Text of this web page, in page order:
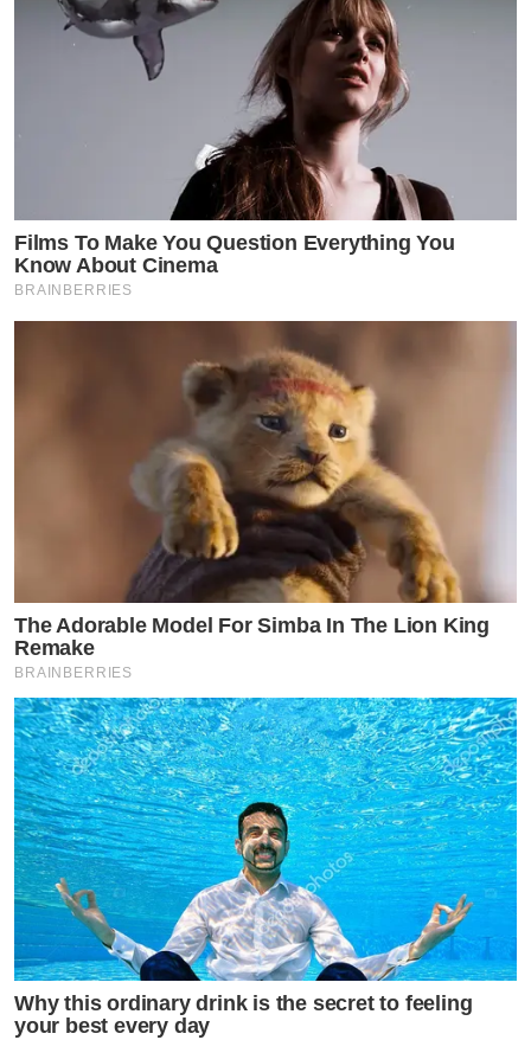
Films To Make You Question Everything You
Know About Cinema
BRAINBERRIES
The Adorable Model For Simba In The Lion King
Remake
BRAINBERRIES
Why this ordinary drink is the secret to feeling
your best every day